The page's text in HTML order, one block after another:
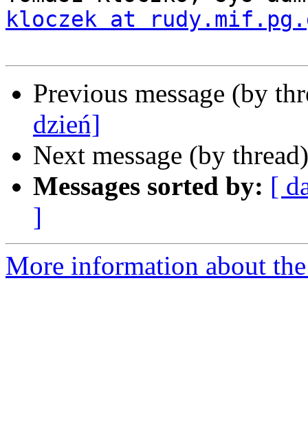
kloczek at
Previous message (by
dzień]
Next message (by
Messages sorted by: [
]
More information about